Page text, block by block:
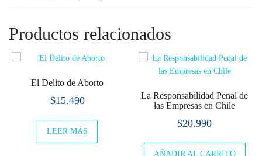
Productos relacionados
El Delito de Aborto
$15.490
LEER MÁS
La Responsabilidad Penal de
las Empresas en Chile
$20.990
AÑADIR AL CARRITO